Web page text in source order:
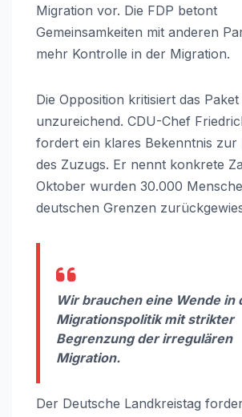
Migration vor. Die FDP betont
Gemeinsamkeiten mit anderen
mehr Kontrolle in der Migration.
Die Opposition kritisiert das Paket
unzureichend. CDU-Chef
fordert ein klares Bekenntnis zur
des Zuzugs. Er nennt konkrete
Oktober wurden 30.000
deutschen Grenzen
Wir brauchen eine Wende in
Migrationspolitik mit strikter
Begrenzung der irregulären
Migration.
Der Deutsche Landkreistag